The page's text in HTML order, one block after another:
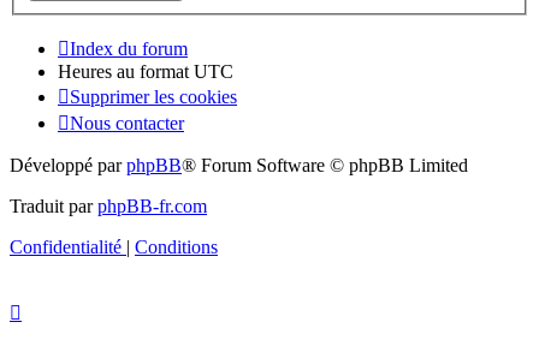
Index du forum
Heures au format UTC
Supprimer les cookies
Nous contacter
Développé parphpBB® Forum Software © phpBB Limited
Traduit parphpBB-fr.com
Confidentialité | Conditions